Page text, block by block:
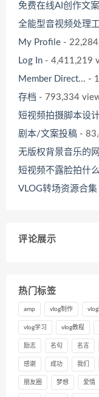
免费在线AI创作文
全能型音视频处理
My Profile -
Log In - 4,411,219
Member Direct... -
存档 - 793,334
短视频拍摄脚本设
剧本/文案投稿 -
无版权背景音乐的
短视频不露脸拍什
VLOG转场资源合集
评论展示
热门标签
amp vlog制作
vlog学习 vlog教程
励志 名句 名言
感谢 成功 我们
朋友圈 梦想 爱情